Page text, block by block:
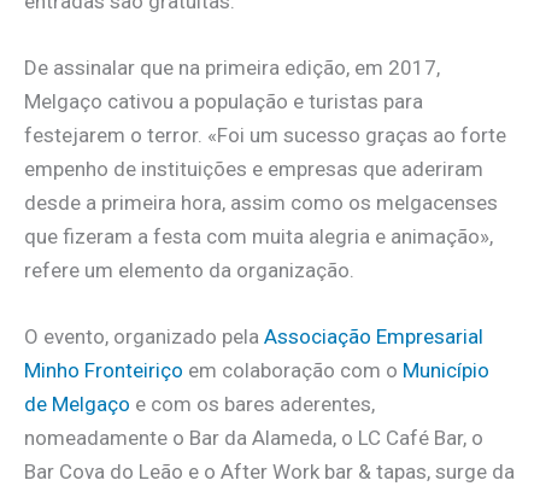
De assinalar que na primeira edição, em 2017,
Melgaço cativou a população e turistas para
festejarem o terror. «Foi um sucesso graças ao forte
empenho de instituições e empresas que aderiram
desde a primeira hora, assim como os melgacenses
que fizeram a festa com muita alegria e animação»,
refere um elemento da organização.
O evento, organizado pela Associação Empresarial
Minho Fronteiriço em colaboração com o Município
de Melgaço e com os bares aderentes,
nomeadamente o Bar da Alameda, o LC Café Bar, o
Bar Cova do Leão e o After Work bar & tapas, surge da